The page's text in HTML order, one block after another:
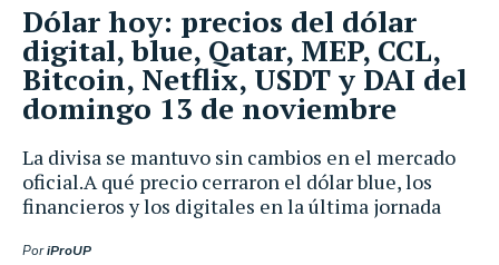
La divisa se mantuvo sin cambios en el mercado
oficial.A qué precio cerraron el dólar blue, los
financieros y los digitales en la última jornada
PoriProUP
Dólar hoy: precios del dólar
digital, blue, Qatar, MEP, CCL,
Bitcoin, Netflix, USDT y DAI del
domingo 13 de noviembre